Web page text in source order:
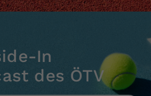
In
des ÖTV